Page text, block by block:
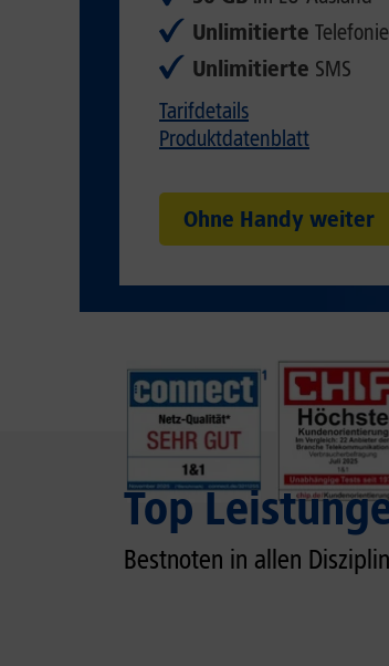
Unlimitierte Telefonie
Unlimitierte SMS
Tarifdetails
Produktdatenblatt
Ohne Handy weiter
Top
Bestnoten in allen